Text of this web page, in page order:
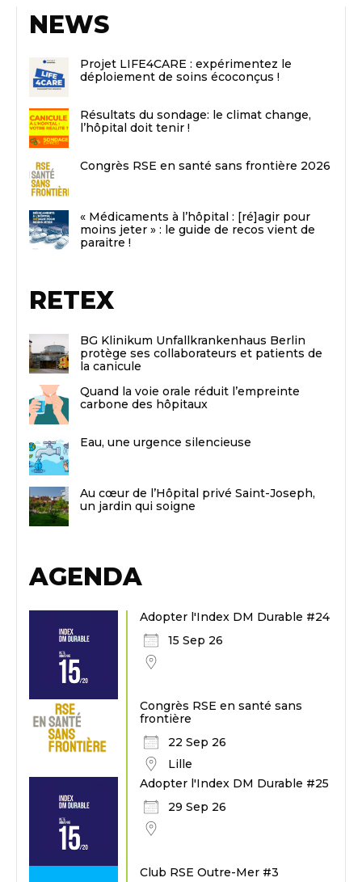
NEWS
Projet LIFE4CARE : expérimentez le
déploiement de soins écoconçus !
Résultats du sondage: le climat change,
l’hôpital doit tenir !
Congrès RSE en santé sans frontière 2026
« Médicaments à l’hôpital : [ré]agir pour
moins jeter » : le guide de recos vient de
paraitre !
RETEX
BG Klinikum Unfallkrankenhaus Berlin
protège ses collaborateurs et patients de
la canicule
Quand la voie orale réduit l’empreinte
carbone des hôpitaux
Eau, une urgence silencieuse
Au cœur de l’Hôpital privé Saint-Joseph,
un jardin qui soigne
AGENDA
Adopter l'Index DM Durable #24
15 Sep 26
Congrès RSE en santé sans
frontière
22 Sep 26
Lille
Adopter l'Index DM Durable #25
29 Sep 26
Club RSE Outre-Mer #3